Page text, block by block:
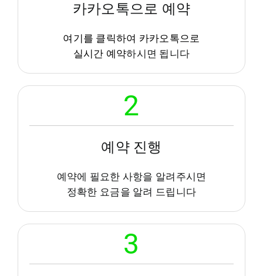
카카오톡으로 예약
여기를 클릭하여 카카오톡으로
실시간 예약하시면 됩니다
2
예약 진행
예약에 필요한 사항을 알려주시면
정확한 요금을 알려 드립니다
3